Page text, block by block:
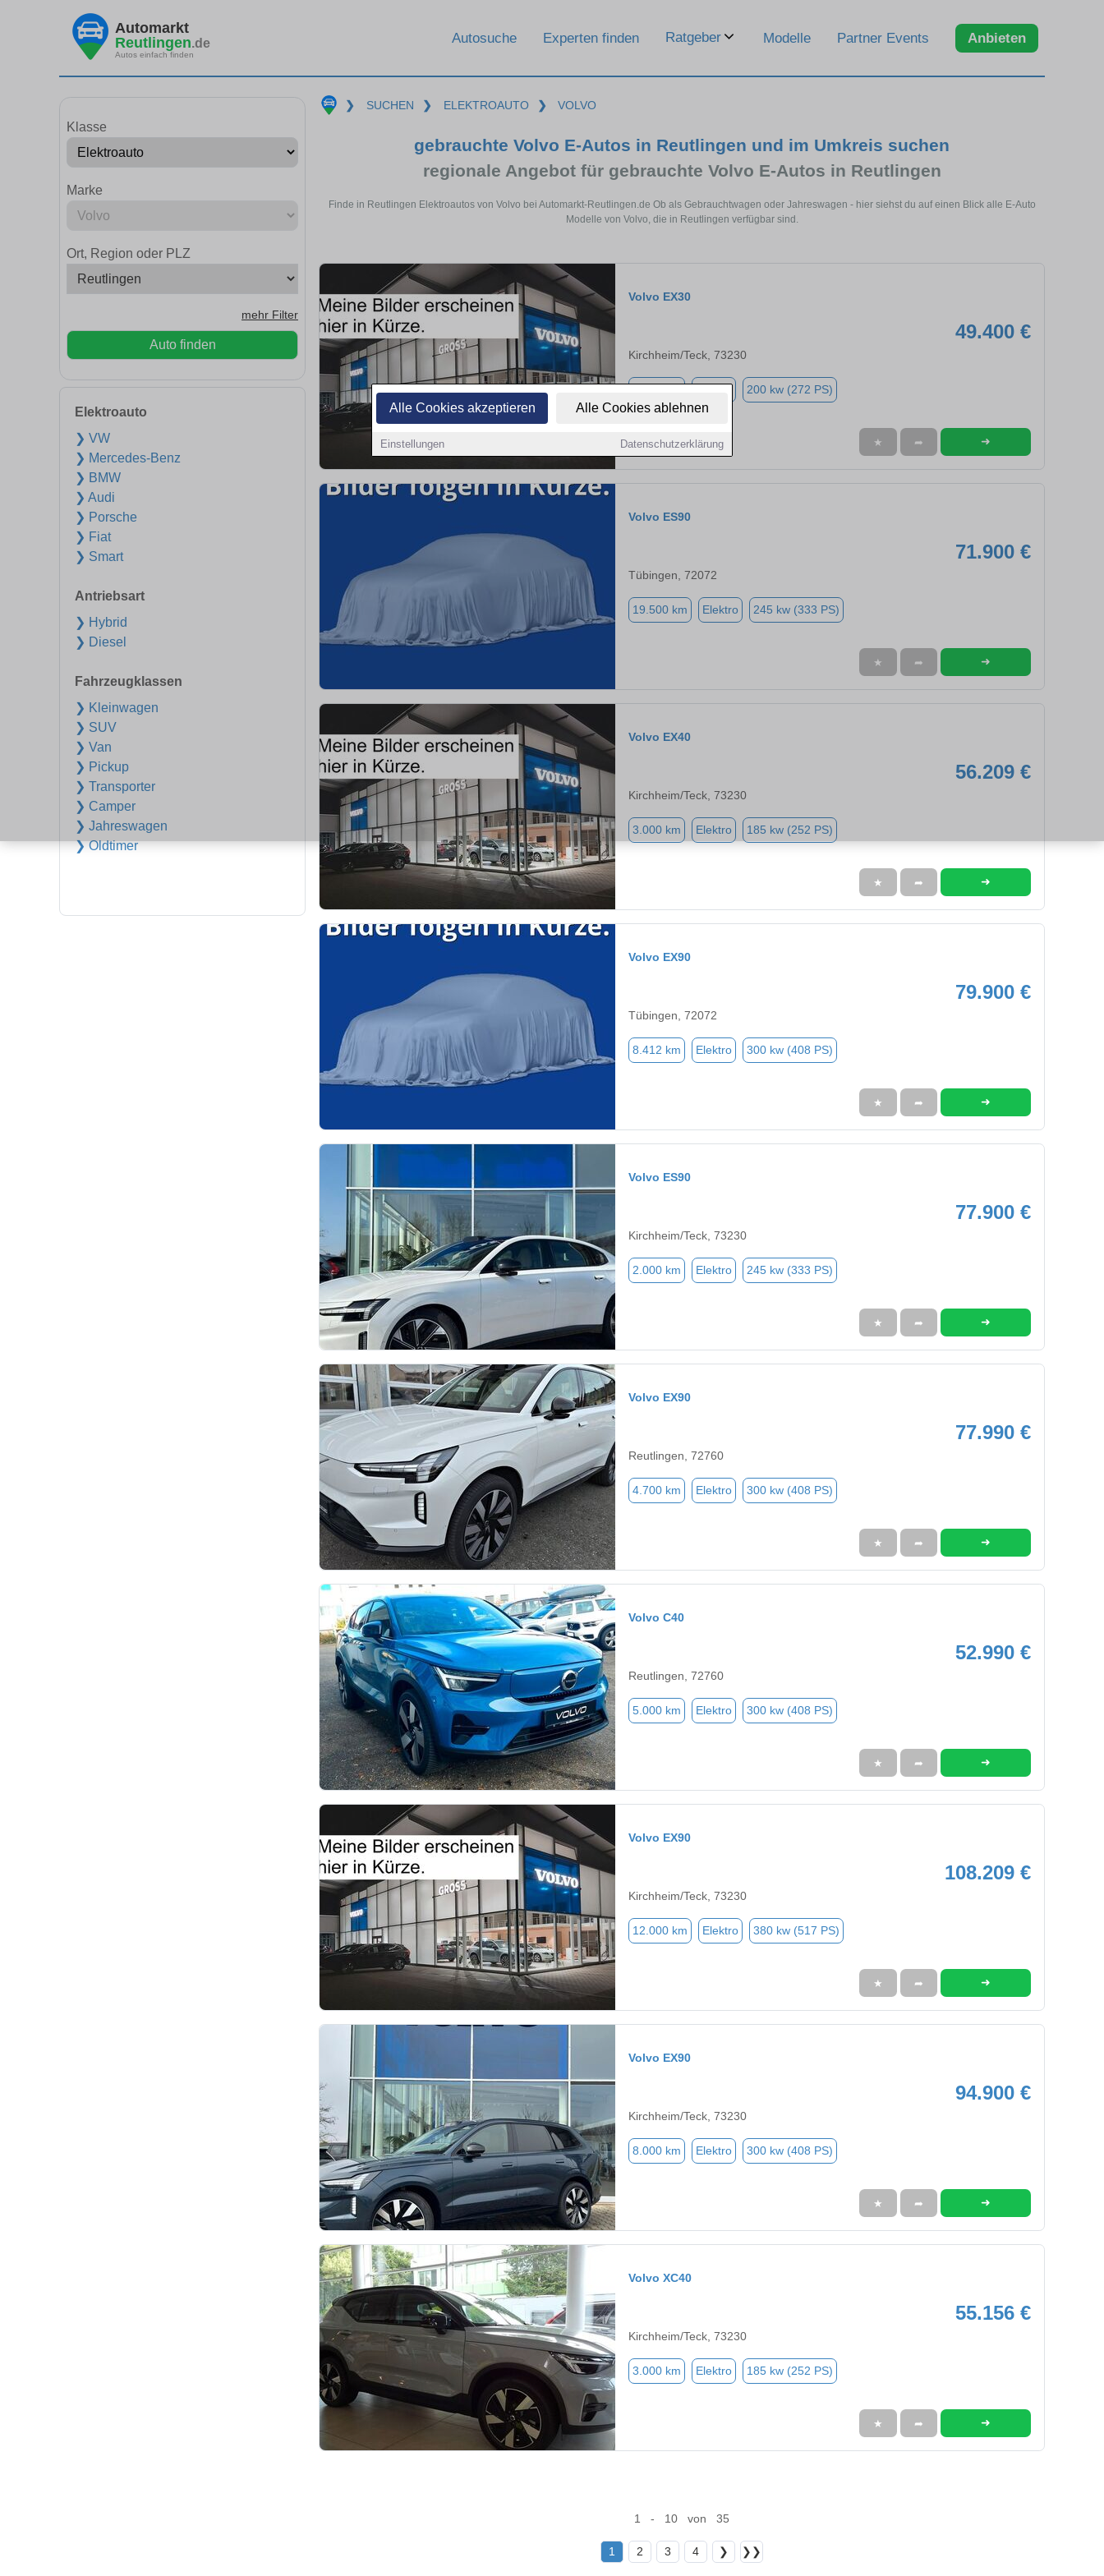
Alle Cookies akzeptieren Alle Cookies ablehnen
Einstellungen Datenschutzerklärung
Automarkt
Reutlingen.de
Autos einfach finden
Autosuche Experten finden Ratgeber Modelle Partner Events Anbieten
Klasse
Marke
Ort, Region oder PLZ
mehr Filter
Auto finden
Elektroauto
❯ VW
❯ Mercedes-Benz
❯ BMW
❯ Audi
❯ Porsche
❯ Fiat
❯ Smart
Antriebsart
❯ Hybrid
❯ Diesel
Fahrzeugklassen
❯ Kleinwagen
❯ SUV
❯ Van
❯ Pickup
❯ Transporter
❯ Camper
❯ Jahreswagen
❯ Oldtimer
❯ SUCHEN ❯ ELEKTROAUTO ❯ VOLVO
gebrauchte Volvo E-Autos in Reutlingen und im Umkreis suchen
regionale Angebot für gebrauchte Volvo E-Autos in Reutlingen
Finde in Reutlingen Elektroautos von Volvo bei Automarkt-Reutlingen.de Ob als Gebrauchtwagen oder Jahreswagen - hier siehst du auf einen Blick alle E-Auto
Modelle von Volvo, die in Reutlingen verfügbar sind.
Volvo EX30
49.400 €
Kirchheim/Teck, 73230
Elektro 200 kw (272 PS)
★ ➦ ➜
Volvo ES90
71.900 €
Tübingen, 72072
19.500 km Elektro 245 kw (333 PS)
★ ➦ ➜
Volvo EX40
56.209 €
Kirchheim/Teck, 73230
3.000 km Elektro 185 kw (252 PS)
★ ➦ ➜
Volvo EX90
79.900 €
Tübingen, 72072
8.412 km Elektro 300 kw (408 PS)
★ ➦ ➜
Volvo ES90
77.900 €
Kirchheim/Teck, 73230
2.000 km Elektro 245 kw (333 PS)
★ ➦ ➜
Volvo EX90
77.990 €
Reutlingen, 72760
4.700 km Elektro 300 kw (408 PS)
★ ➦ ➜
Volvo C40
52.990 €
Reutlingen, 72760
5.000 km Elektro 300 kw (408 PS)
★ ➦ ➜
Volvo EX90
108.209 €
Kirchheim/Teck, 73230
12.000 km Elektro 380 kw (517 PS)
★ ➦ ➜
Volvo EX90
94.900 €
Kirchheim/Teck, 73230
8.000 km Elektro 300 kw (408 PS)
★ ➦ ➜
Volvo XC40
55.156 €
Kirchheim/Teck, 73230
3.000 km Elektro 185 kw (252 PS)
★ ➦ ➜
1 - 10 von 35
1 2 3 4 ❯ ❯❯